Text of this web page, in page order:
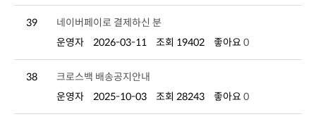
39
네이버페이로 결제하신 분
운영자
2026-03-11 조회 19402 좋아요 0
38
크로스백 배송공지안내
운영자
2025-10-03 조회 28243 좋아요 0